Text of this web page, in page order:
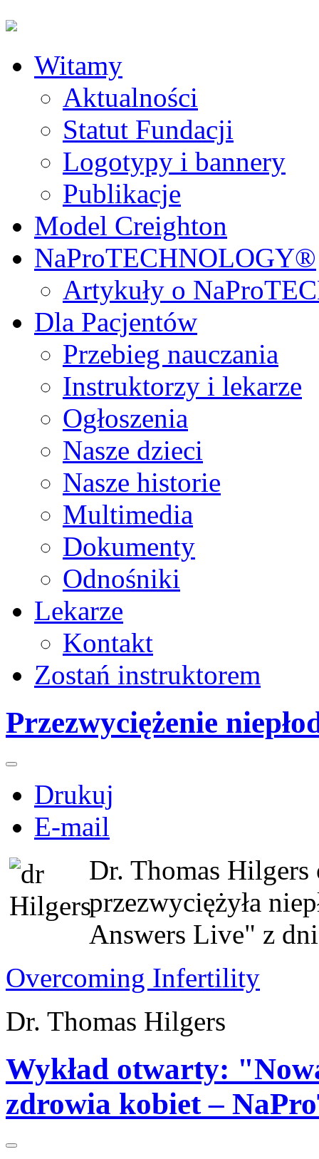
Witamy
Aktualności
Statut Fundacji
Logotypy i bannery
Publikacje
Model Creighton
NaProTECHNOLOGY®
Artykuły o
Dla Pacjentów
Przebieg nauczania
Instruktorzy i lekarze
Ogłoszenia
Nasze dzieci
Nasze historie
Multimedia
Dokumenty
Odnośniki
Lekarze
Kontakt
Zostań instruktorem
Przezwyciężenie
Drukuj
E-mail
Dr. Thomas
przezwyciężyła
Answers Live" z
Overcoming Infertility
Dr. Thomas Hilgers
Wykład otwarty:
zdrowia kobiet –